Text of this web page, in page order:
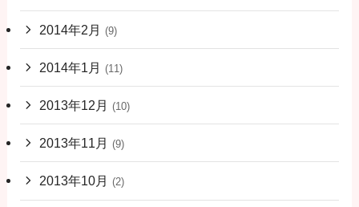
2014年2月 (9)
2014年1月 (11)
2013年12月 (10)
2013年11月 (9)
2013年10月 (2)